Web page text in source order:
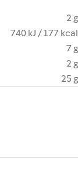
2 g
740 kJ / 177 kcal
7 g
2 g
25 g